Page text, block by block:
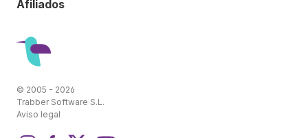
Afiliados
© 2005 - 2026
Trabber Software S.L.
Aviso legal